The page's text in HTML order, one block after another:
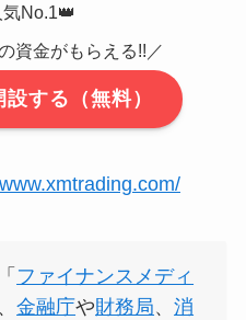
No.1👑
資金がもらえる!!／
する（無料）
ファイナンスメディ
金融庁や財務局、消